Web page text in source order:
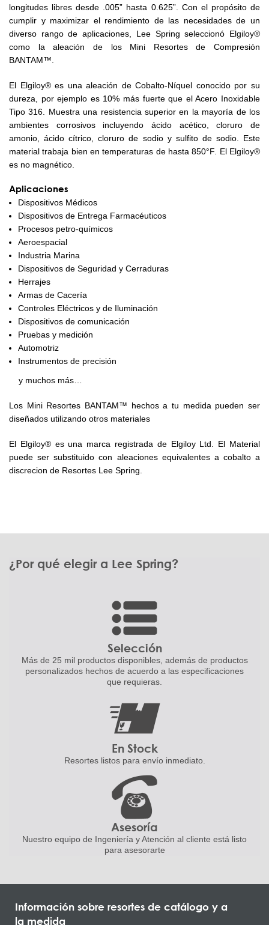
longitudes libres desde .005” hasta 0.625”. Con el propósito de
cumplir y maximizar el rendimiento de las necesidades de un
diverso rango de aplicaciones, Lee Spring seleccionó Elgiloy®
como la aleación de los Mini Resortes de Compresión
BANTAM™.
El Elgiloy® es una aleación de Cobalto-Níquel conocido por su
dureza, por ejemplo es 10% más fuerte que el Acero Inoxidable
Tipo 316. Muestra una resistencia superior en la mayoría de los
ambientes corrosivos incluyendo ácido acético, cloruro de
amonio, ácido cítrico, cloruro de sodio y sulfito de sodio. Este
material trabaja bien en temperaturas de hasta 850°F. El Elgiloy®
es no magnético.
Aplicaciones
Dispositivos Médicos
Dispositivos de Entrega Farmacéuticos
Procesos petro-químicos
Aeroespacial
Industria Marina
Dispositivos de Seguridad y Cerraduras
Herrajes
Armas de Cacería
Controles Eléctricos y de Iluminación
Dispositivos de comunicación
Pruebas y medición
Automotriz
Instrumentos de precisión
y muchos más…
Los Mini Resortes BANTAM™ hechos a tu medida pueden ser
diseñados utilizando otros materiales
El Elgiloy® es una marca registrada de Elgiloy Ltd. El Material
puede ser substituido con aleaciones equivalentes a cobalto a
discrecion de Resortes Lee Spring.
¿Por qué elegir a Lee Spring?
Selección
Más de 25 mil productos disponibles, además de productos
personalizados hechos de acuerdo a las especificaciones
que requieras.
En Stock
Resortes listos paraenvío inmediato.
Asesoría
Nuestro equipo de Ingeniería y Atención al cliente está listo
para asesorarte
Información sobre resortes de catálogo y a
la medida